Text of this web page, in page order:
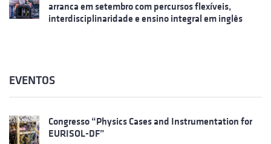
arranca em setembro com percursos flexíveis,
interdisciplinaridade e ensino integral em inglês
EVENTOS
Congresso “Physics Cases and Instrumentation for
EURISOL-DF”